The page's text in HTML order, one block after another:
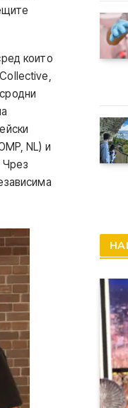
които
NL) и
Чрез